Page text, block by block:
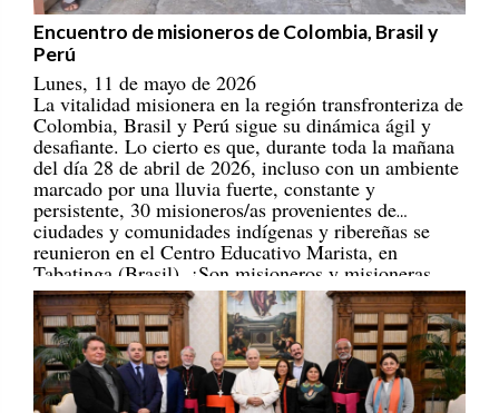
Encuentro de misioneros de Colombia, Brasil y
Perú
Lunes, 11 de mayo de 2026
La vitalidad misionera en la región transfronteriza de
Colombia, Brasil y Perú sigue su dinámica ágil y
desafiante. Lo cierto es que, durante toda la mañana
del día 28 de abril de 2026, incluso con un ambiente
marcado por una lluvia fuerte, constante y
persistente, 30 misioneros/as provenientes de
ciudades y comunidades indígenas y ribereñas se
reunieron en el Centro Educativo Marista, en
Tabatinga (Brasil). ¡Son misioneros y misioneras
portadores/as de esperanza! [REPAM]